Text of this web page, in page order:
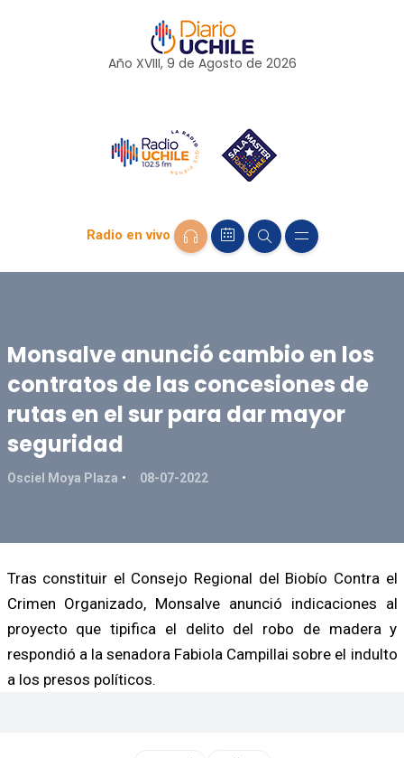
Año XVIII, 9 de Agosto de 2026
Radio en vivo
Monsalve anunció cambio en los
contratos de las concesiones de
rutas en el sur para dar mayor
seguridad
Osciel Moya Plaza 08-07-2022
Tras constituir el Consejo Regional del Biobío Contra el
Crimen Organizado, Monsalve anunció indicaciones al
proyecto que tipifica el delito del robo de madera y
respondió a la senadora Fabiola Campillai sobre el indulto
a los presos políticos.